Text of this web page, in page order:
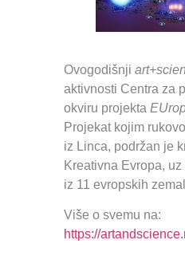
Ovogodišnji
aktivnosti Centra za
okviru projekta
Projekat kojim
iz Linca, podržan je
Kreativna Evropa,
iz 11 evropskih
Više o svemu na:
https://